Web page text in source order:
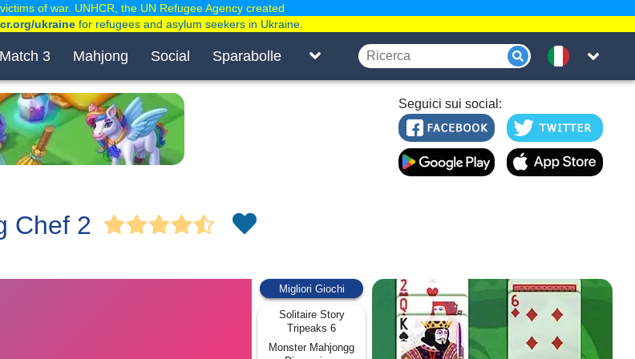
Match 3 Mahjong Social Sparabolle
Seguici sui social:
Chef 2
Migliori Giochi
Solitaire Story
Tripeaks 6
Monster Mahjongg
of war. UNHCR, the UN Refugee Agency created
ukrainefor refugees and asylum seekers in Ukraine.